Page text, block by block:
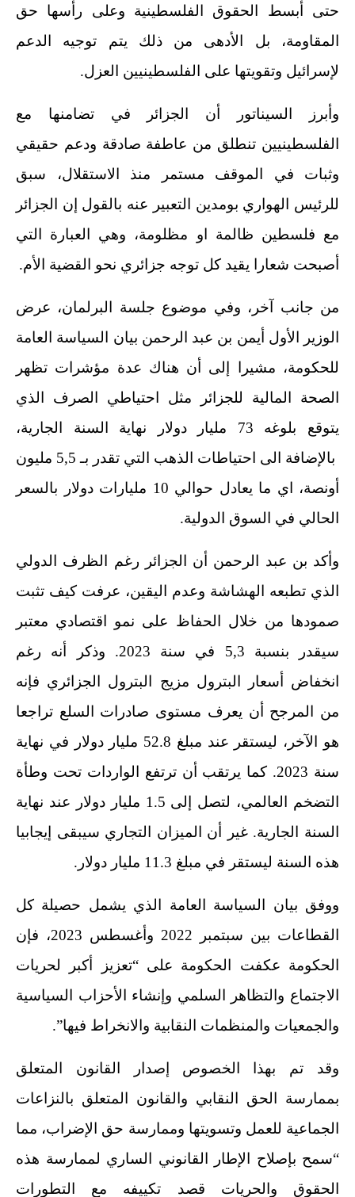
حتى أبسط الحقوق الفلسطينية وعلى رأسها حق
المقاومة، بل الأدهى من ذلك يتم توجيه الدعم
لإسرائيل وتقويتها على الفلسطينيين العزل.
وأبرز السيناتور أن الجزائر في تضامنها مع
الفلسطينيين تنطلق من عاطفة صادقة ودعم حقيقي
وثبات في الموقف مستمر منذ الاستقلال، سبق
للرئيس الهواري بومدين التعبير عنه بالقول إن الجزائر
مع فلسطين ظالمة او مظلومة، وهي العبارة التي
أصبحت شعارا يقيد كل توجه جزائري نحو القضية الأم.
من جانب آخر، وفي موضوع جلسة البرلمان، عرض
الوزير الأول أيمن بن عبد الرحمن بيان السياسة العامة
للحكومة، مشيرا إلى أن هناك عدة مؤشرات تظهر
الصحة المالية للجزائر مثل احتياطي الصرف الذي
يتوقع بلوغه 73 مليار دولار نهاية السنة الجارية،
بالإضافة الى احتياطات الذهب التي تقدر بـ 5,5 مليون
أونصة، اي ما يعادل حوالي 10 مليارات دولار بالسعر
الحالي في السوق الدولية.
وأكد بن عبد الرحمن أن الجزائر رغم الظرف الدولي
الذي تطبعه الهشاشة وعدم اليقين، عرفت كيف تثبت
صمودها من خلال الحفاظ على نمو اقتصادي معتبر
سيقدر بنسبة 5,3 في سنة 2023. وذكر أنه رغم
انخفاض أسعار البترول مزيج البترول الجزائري فإنه
من المرجح أن يعرف مستوى صادرات السلع تراجعا
هو الآخر، ليستقر عند مبلغ 52.8 مليار دولار في نهاية
سنة 2023. كما يرتقب أن ترتفع الواردات تحت وطأة
التضخم العالمي، لتصل إلى 1.5 مليار دولار عند نهاية
السنة الجارية. غير أن الميزان التجاري سيبقى إيجابيا
هذه السنة ليستقر في مبلغ 11.3 مليار دولار.
ووفق بيان السياسة العامة الذي يشمل حصيلة كل
القطاعات بين سبتمبر 2022 وأغسطس 2023، فإن
الحكومة عكفت الحكومة على “تعزيز أكبر لحريات
الاجتماع والتظاهر السلمي وإنشاء الأحزاب السياسية
والجمعيات والمنظمات النقابية والانخراط فيها”.
وقد تم بهذا الخصوص إصدار القانون المتعلق
بممارسة الحق النقابي والقانون المتعلق بالنزاعات
الجماعية للعمل وتسويتها وممارسة حق الإضراب، مما
“سمح بإصلاح الإطار القانوني الساري لممارسة هذه
الحقوق والحريات قصد تكييفه مع التطورات